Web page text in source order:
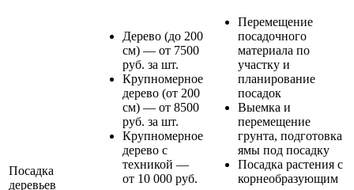
Посадка
деревьев
Дерево (до 200
см) — от 7500
руб. за шт.
Крупномерное
дерево (от 200
см) — от 8500
руб. за шт.
Крупномерное
дерево с
техникой —
от 10 000 руб.
Перемещение
посадочного
материала по
участку и
планирование
посадок
Выемка и
перемещение
грунта, подготовка
ямы под посадку
Посадка растения с
корнеобразующим